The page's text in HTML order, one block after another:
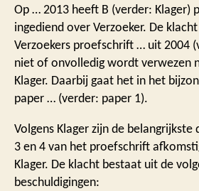
Op … 2013 heeft B (verder: Klager)
ingediend over Verzoeker. De
Verzoekers proefschrift … uit 2004
niet of onvolledig wordt verwezen
Klager. Daarbij gaat het in het
paper … (verder: paper 1).
Volgens Klager zijn de
3 en 4 van het proefschrift
Klager. De klacht bestaat uit de
beschuldigingen: